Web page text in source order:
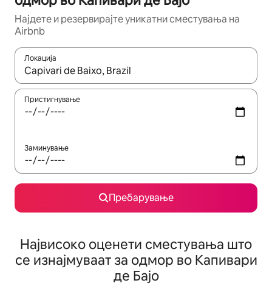
Најдете и резервирајте уникатни сместувања на
Airbnb
Локација
Кога резултатите се достапни, движете се со копчињата
Пристигнување
Заминување
Пребарување
Највисоко оценети сместувања што
се изнајмуваат за одмор во Капивари
де Бајо